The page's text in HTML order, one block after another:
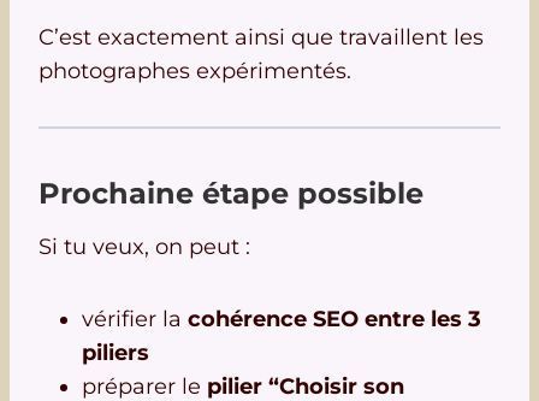
C’est exactement ainsi que travaillent les
photographes expérimentés.
Prochaine étape possible
Si tu veux, on peut :
vérifier la cohérence SEO entre les 3
piliers
préparer le pilier “Choisir son